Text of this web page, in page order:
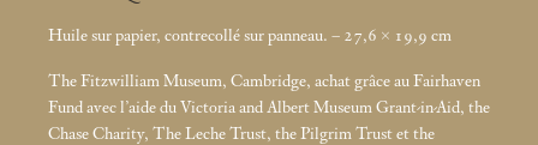
Huile sur papier, contrecollé sur panneau. – 27,6 × 19,9 cm
The Fitzwilliam Museum, Cambridge, achat grâce au Fairhaven
Fund avec l’aide du Victoria and Albert Museum Grant-in-Aid, the
Chase Charity, The Leche Trust, the Pilgrim Trust et the